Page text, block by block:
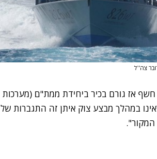
צה''ל
חשף אז גורם בכיר ביחידת ממת"ם (מערכות
במהלך מבצע צוק איתן זה התגברות של